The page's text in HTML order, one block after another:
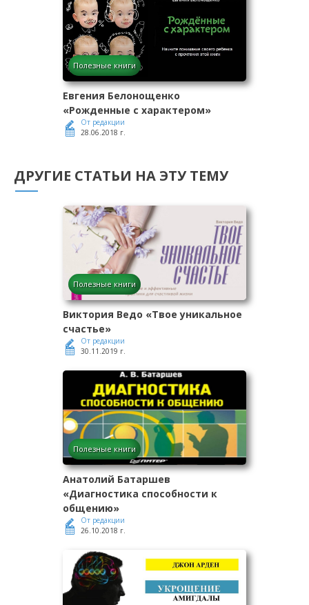
Полезные книги
Евгения Белонощенко
«Рожденные с характером»
От редакции
28.06.2018 г.
ДРУГИЕ СТАТЬИ НА ЭТУ ТЕМУ
Полезные книги
Виктория Ведо «Твое уникальное
счастье»
От редакции
30.11.2019 г.
Полезные книги
Анатолий Батаршев
«Диагностика способности к
общению»
От редакции
26.10.2018 г.